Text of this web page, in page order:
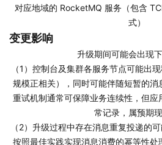
对应地域的 RocketMQ 服务（包含
式）
变更影响
升级期间可能会出现
（1）控制台及集群各服务节点可能出
规模正相关），同时可能伴随短暂的
重试机制通常可保障业务连续性，但
常记录，属预期现
（2）升级过程中存在消息重复投递的
按照最佳实践实现消息消费的幂等性